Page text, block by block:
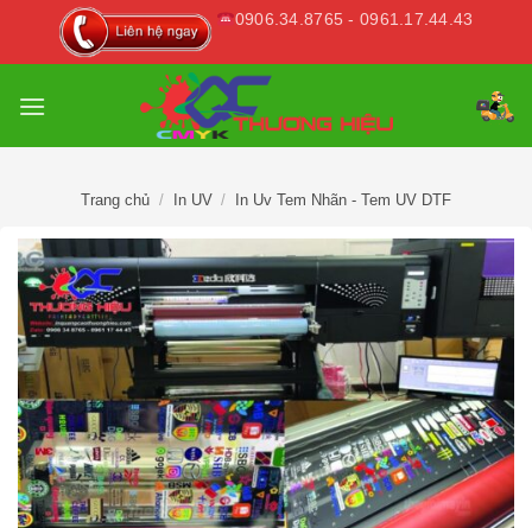
0906.34.8765 - 0961.17.44.43
Trang chủ / In UV / In Uv Tem Nhãn - Tem UV DTF